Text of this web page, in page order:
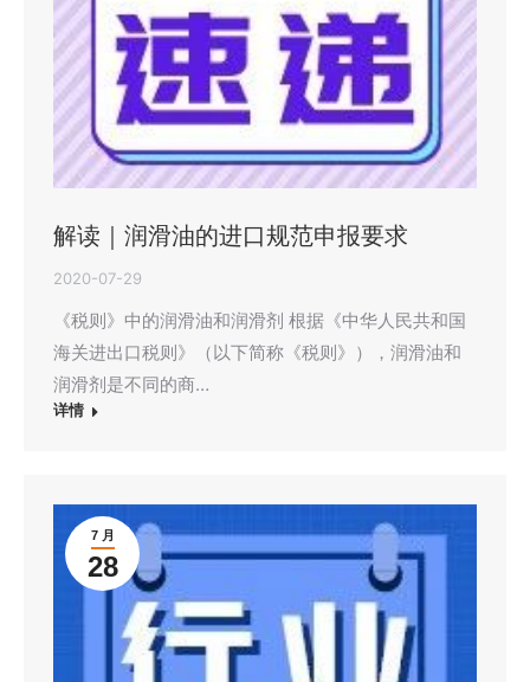
解读｜润滑油的进口规范申报要求
2020-07-29
《税则》中的润滑油和润滑剂 根据《中华人民共和国
海关进出口税则》（以下简称《税则》），润滑油和
润滑剂是不同的商…
详情
7 月
28